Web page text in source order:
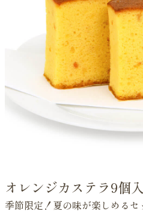
オレンジカステラ9個入
季節限定！夏の味が楽しめるセ